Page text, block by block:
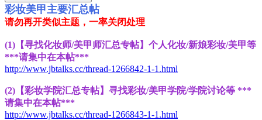
彩妆美甲主要汇总帖
请勿再开类似主题，一率关闭处理
(1)【寻找化妆师/美甲师汇总专帖】个人化妆/新娘彩妆/美甲等
***请集中在本帖***
http://www.jbtalks.cc/thread-1266842-1-1.html
(2)【彩妆学院汇总专帖】寻找彩妆/美甲学院/学院讨论等 ***
请集中在本帖***
http://www.jbtalks.cc/thread-1266843-1-1.html